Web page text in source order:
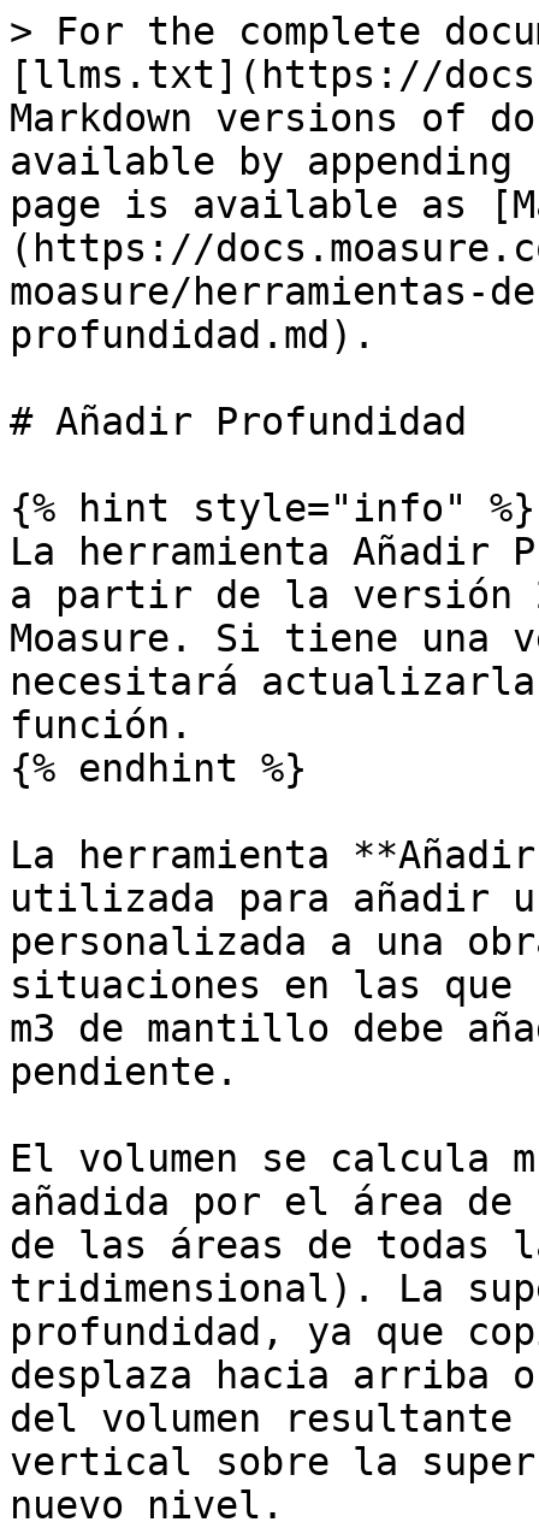
> For the complete
[llms.txt](https://
Markdown versions of
available by
page is available as
(https://
moasure/herramientas-
profundidad.md).
# Añadir Profundidad
{% hint style="info" %}
La herramienta Añadir
a partir de la versión
Moasure. Si tiene
necesitará
función.
{% endhint %}
La herramienta
utilizada para añadir
personalizada a una
situaciones en las que
m3 de mantillo debe
pendiente.
El volumen se calcula
añadida por el área
de las áreas de todas
tridimensional). La
profundidad, ya que
desplaza hacia arriba
del volumen resultante
vertical sobre la
nuevo nivel.